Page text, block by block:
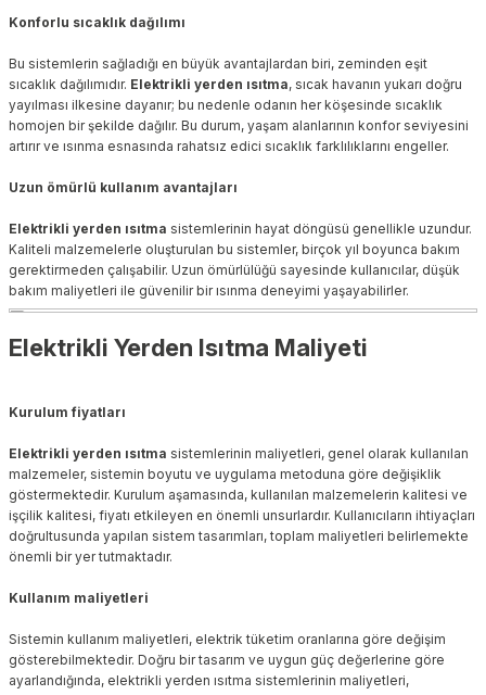
Konforlu sıcaklık dağılımı
Bu sistemlerin sağladığı en büyük avantajlardan biri, zeminden eşit
sıcaklık dağılımıdır. Elektrikli yerden ısıtma, sıcak havanın yukarı doğru
yayılması ilkesine dayanır; bu nedenle odanın her köşesinde sıcaklık
homojen bir şekilde dağılır. Bu durum, yaşam alanlarının konfor seviyesini
artırır ve ısınma esnasında rahatsız edici sıcaklık farklılıklarını engeller.
Uzun ömürlü kullanım avantajları
Elektrikli yerden ısıtma sistemlerinin hayat döngüsü genellikle uzundur.
Kaliteli malzemelerle oluşturulan bu sistemler, birçok yıl boyunca bakım
gerektirmeden çalışabilir. Uzun ömürlülüğü sayesinde kullanıcılar, düşük
bakım maliyetleri ile güvenilir bir ısınma deneyimi yaşayabilirler.
Elektrikli Yerden Isıtma Maliyeti
Kurulum fiyatları
Elektrikli yerden ısıtma sistemlerinin maliyetleri, genel olarak kullanılan
malzemeler, sistemin boyutu ve uygulama metoduna göre değişiklik
göstermektedir. Kurulum aşamasında, kullanılan malzemelerin kalitesi ve
işçilik kalitesi, fiyatı etkileyen en önemli unsurlardır. Kullanıcıların ihtiyaçları
doğrultusunda yapılan sistem tasarımları, toplam maliyetleri belirlemekte
önemli bir yer tutmaktadır.
Kullanım maliyetleri
Sistemin kullanım maliyetleri, elektrik tüketim oranlarına göre değişim
gösterebilmektedir. Doğru bir tasarım ve uygun güç değerlerine göre
ayarlandığında, elektrikli yerden ısıtma sistemlerinin maliyetleri,